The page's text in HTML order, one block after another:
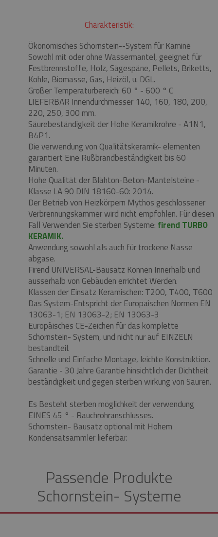
Charakteristik:
Ökonomisches Schornstein--System für Kamine
Sowohl mit oder ohne Wassermantel, geeignet für
Festbrennstoffe, Holz, Sägespäne, Pellets, Briketts,
Kohle, Biomasse, Gas, Heizöl, u. DGL.
Großer Temperaturbereich: 60 ° - 600 ° C
LIEFERBAR Innendurchmesser 140, 160, 180, 200,
220, 250, 300 mm.
Säurebeständigkeit der Hohe Keramikrohre - A1N1,
B4P1.
Die verwendung von Qualitätskeramik- elementen
garantiert Eine Rußbrandbeständigkeit bis 60
Minuten.
Hohe Qualität der Blähton-Beton-Mantelsteine ​​-
Klasse LA 90 DIN 18160-60: 2014.
Der Betrieb von Heizkörpern Mythos geschlossener
Verbrennungskammer wird nicht empfohlen. Für diesen
Fall Verwenden Sie sterben Systeme: firend TURBO
KERAMIK.
Anwendung sowohl als auch für trockene Nasse
abgase.
Firend UNIVERSAL-Bausatz Konnen Innerhalb und
ausserhalb von Gebäuden errichtet Werden.
Klassen der Einsatz Keramischen: T200, T400, T600
Das System-Entspricht der Europaischen Normen EN
13063-1; EN 13063-2; EN 13063-3
Europäisches CE-Zeichen für das komplette
Schornstein- System, und nicht nur auf EINZELN
bestandteil.
Schnelle und Einfache Montage, leichte Konstruktion.
Garantie - 30 Jahre Garantie hinsichtlich der Dichtheit
beständigkeit und gegen sterben wirkung von Sauren.
Es Besteht sterben möglichkeit der verwendung
EINES 45 ° - Rauchrohranschlusses.
Schornstein- Bausatz optional mit Hohem
Kondensatsammler lieferbar.
Passende Produkte
Schornstein- Systeme